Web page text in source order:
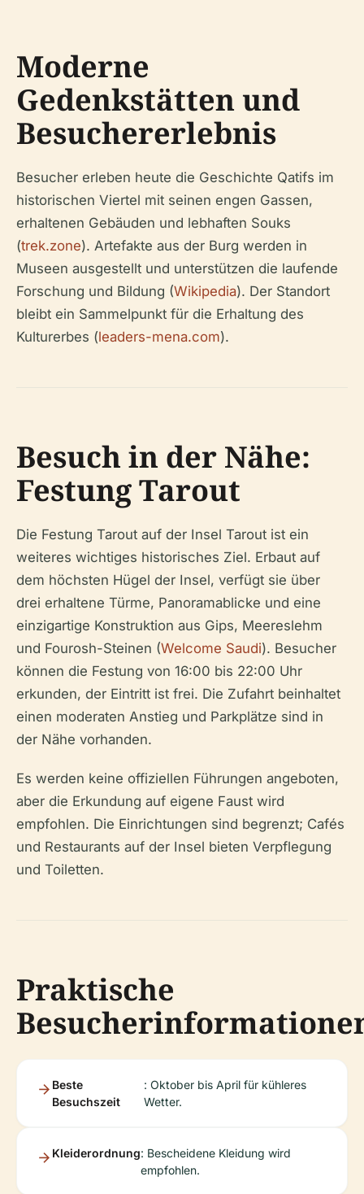
Moderne
Gedenkstätten und
Besuchererlebnis
Besucher erleben heute die Geschichte Qatifs im
historischen Viertel mit seinen engen Gassen,
erhaltenen Gebäuden und lebhaften Souks
(trek.zone). Artefakte aus der Burg werden in
Museen ausgestellt und unterstützen die laufende
Forschung und Bildung (Wikipedia). Der Standort
bleibt ein Sammelpunkt für die Erhaltung des
Kulturerbes (leaders-mena.com).
Besuch in der Nähe:
Festung Tarout
Die Festung Tarout auf der Insel Tarout ist ein
weiteres wichtiges historisches Ziel. Erbaut auf
dem höchsten Hügel der Insel, verfügt sie über
drei erhaltene Türme, Panoramablicke und eine
einzigartige Konstruktion aus Gips, Meereslehm
und Fourosh-Steinen (Welcome Saudi). Besucher
können die Festung von 16:00 bis 22:00 Uhr
erkunden, der Eintritt ist frei. Die Zufahrt beinhaltet
einen moderaten Anstieg und Parkplätze sind in
der Nähe vorhanden.
Es werden keine offiziellen Führungen angeboten,
aber die Erkundung auf eigene Faust wird
empfohlen. Die Einrichtungen sind begrenzt; Cafés
und Restaurants auf der Insel bieten Verpflegung
und Toiletten.
Praktische
Beste
Besuchszeit
: Oktober bis April für kühleres
Wetter.
Kleiderordnung: Bescheidene Kleidung wird
empfohlen.